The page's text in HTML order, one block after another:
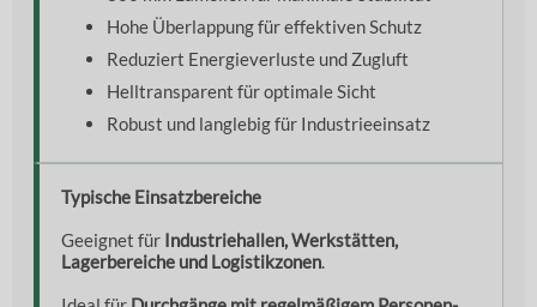
Hohe Überlappung für effektiven Schutz
Reduziert Energieverluste und Zugluft
Helltransparent für optimale Sicht
Robust und langlebig für Industrieeinsatz
Typische Einsatzbereiche
Geeignet für Industriehallen, Werkstätten,
Lagerbereiche und Logistikzonen